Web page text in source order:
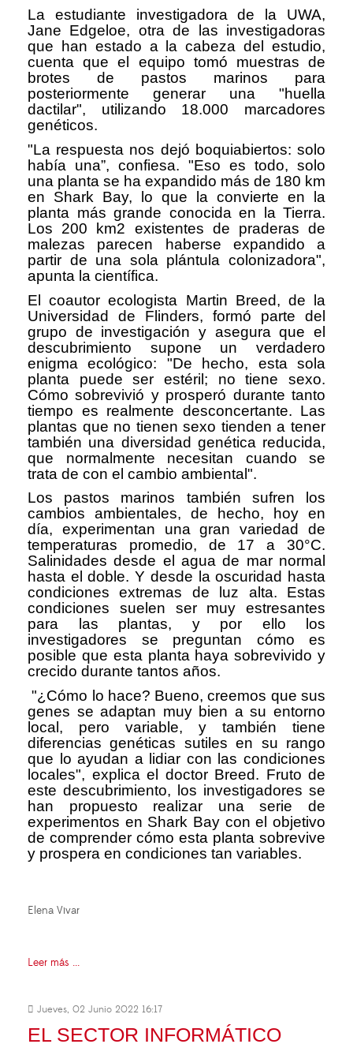
La estudiante investigadora de la UWA,
Jane Edgeloe, otra de las investigadoras
que han estado a la cabeza del estudio,
cuenta que el equipo tomó muestras de
brotes de pastos marinos para
posteriormente generar una "huella
dactilar", utilizando 18.000 marcadores
genéticos.
"La respuesta nos dejó boquiabiertos: solo
había una”, confiesa. "Eso es todo, solo
una planta se ha expandido más de 180 km
en Shark Bay, lo que la convierte en la
planta más grande conocida en la Tierra.
Los 200 km2 existentes de praderas de
malezas parecen haberse expandido a
partir de una sola plántula colonizadora",
apunta la científica.
El coautor ecologista Martin Breed, de la
Universidad de Flinders, formó parte del
grupo de investigación y asegura que el
descubrimiento supone un verdadero
enigma ecológico: "De hecho, esta sola
planta puede ser estéril; no tiene sexo.
Cómo sobrevivió y prosperó durante tanto
tiempo es realmente desconcertante. Las
plantas que no tienen sexo tienden a tener
también una diversidad genética reducida,
que normalmente necesitan cuando se
trata de con el cambio ambiental".
Los pastos marinos también sufren los
cambios ambientales, de hecho, hoy en
día, experimentan una gran variedad de
temperaturas promedio, de 17 a 30°C.
Salinidades desde el agua de mar normal
hasta el doble. Y desde la oscuridad hasta
condiciones extremas de luz alta. Estas
condiciones suelen ser muy estresantes
para las plantas, y por ello los
investigadores se preguntan cómo es
posible que esta planta haya sobrevivido y
crecido durante tantos años.
"¿Cómo lo hace? Bueno, creemos que sus
genes se adaptan muy bien a su entorno
local, pero variable, y también tiene
diferencias genéticas sutiles en su rango
que lo ayudan a lidiar con las condiciones
locales", explica el doctor Breed. Fruto de
este descubrimiento, los investigadores se
han propuesto realizar una serie de
experimentos en Shark Bay con el objetivo
de comprender cómo esta planta sobrevive
y prospera en condiciones tan variables.
Elena Vivar
Leer más ...
Jueves, 02 Junio 2022 16:17
EL SECTOR INFORMÁTICO